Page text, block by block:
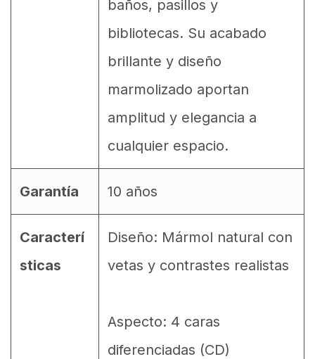
baños, pasillos y
bibliotecas. Su acabado
brillante y diseño
marmolizado aportan
amplitud y elegancia a
cualquier espacio.
Garantía 10 años
Caracterí
sticas
Diseño: Mármol natural con
vetas y contrastes realistas
Aspecto: 4 caras
diferenciadas (CD)